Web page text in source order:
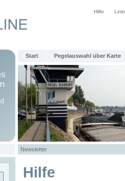
Hilfe
Start Pegelauswahl über Karte
Newsletter
Hilfe